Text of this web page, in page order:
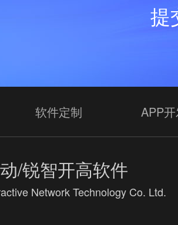
提
软件定制 APP
/锐智开高软件
Network Technology Co. Ltd.